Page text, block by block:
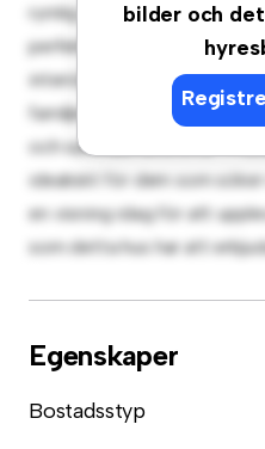
bilder och
rymlig och välkomnande
perfekt för
interiören ger en bekväm
familjevänligt område, har
och samhällsfaciliteter.
idealiskt för dem som
en visning idag för att
som detta hus har att
Egenskaper
Bostadsstyp